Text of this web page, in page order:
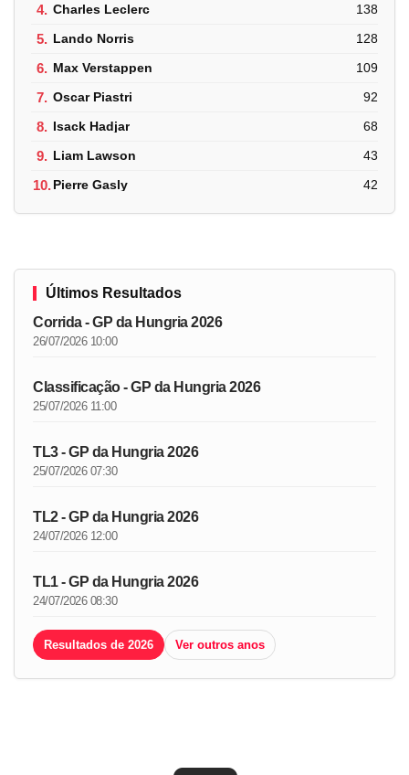
4. Charles Leclerc 138
5. Lando Norris 128
6. Max Verstappen 109
7. Oscar Piastri 92
8. Isack Hadjar 68
9. Liam Lawson 43
10.Pierre Gasly 42
Últimos Resultados
Corrida - GP da Hungria 2026
26/07/2026 10:00
Classificação - GP da Hungria 2026
25/07/2026 11:00
TL3 - GP da Hungria 2026
25/07/2026 07:30
TL2 - GP da Hungria 2026
24/07/2026 12:00
TL1 - GP da Hungria 2026
24/07/2026 08:30
Resultados de 2026 Ver outros anos